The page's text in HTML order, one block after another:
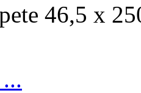
46,5 x